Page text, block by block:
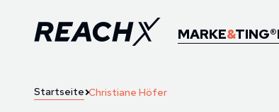
MARKE&TING®
Startseite Christiane Höfer